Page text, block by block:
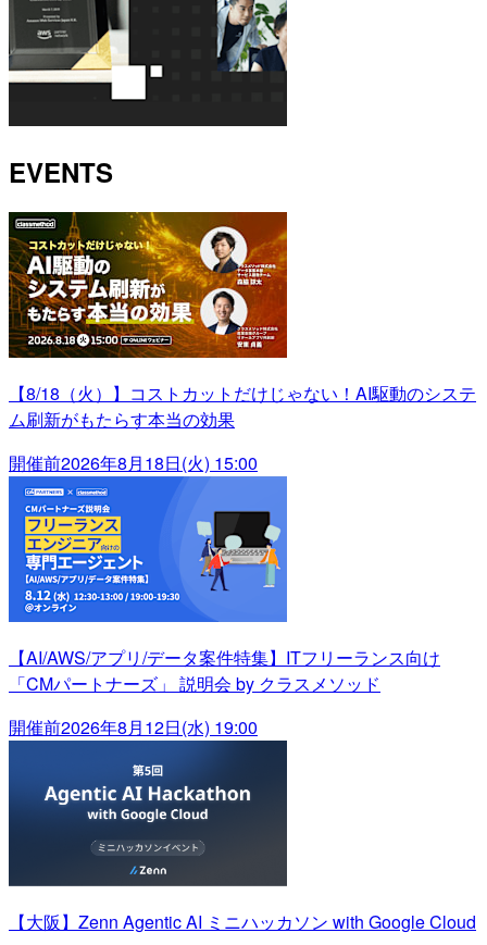
EVENTS
【8/18（火）】コストカットだけじゃない！AI駆動のシステ
ム刷新がもたらす本当の効果
開催前2026年8月18日(火) 15:00
【AI/AWS/アプリ/データ案件特集】ITフリーランス向け
「CMパートナーズ」 説明会 by クラスメソッド
開催前2026年8月12日(水) 19:00
【大阪】Zenn Agentic AI ミニハッカソン with Google Cloud